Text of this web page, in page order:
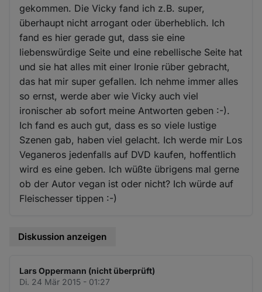
gekommen. Die Vicky fand ich z.B. super,
überhaupt nicht arrogant oder überheblich. Ich
fand es hier gerade gut, dass sie eine
liebenswürdige Seite und eine rebellische Seite hat
und sie hat alles mit einer Ironie rüber gebracht,
das hat mir super gefallen. Ich nehme immer alles
so ernst, werde aber wie Vicky auch viel
ironischer ab sofort meine Antworten geben :-).
Ich fand es auch gut, dass es so viele lustige
Szenen gab, haben viel gelacht. Ich werde mir Los
Veganeros jedenfalls auf DVD kaufen, hoffentlich
wird es eine geben. Ich wüßte übrigens mal gerne
ob der Autor vegan ist oder nicht? Ich würde auf
Fleischesser tippen :-)
Diskussion anzeigen
Lars Oppermann (nicht überprüft)
Di. 24 Mär 2015 - 01:27